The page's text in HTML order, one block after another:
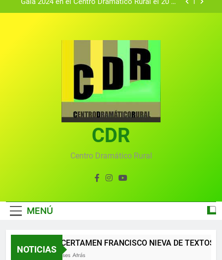
Gala 2024 en el Centro Dramático Rural el 20 de
convocado por el Centro Dramático Rural de Mira
(Cuenca)
Gala anual virtual del Centro Dramático Rural de
Gala del Centro Dramático Rural 2025
Gala 2024 en el Centro Dramático Rural el 20 de
Textos seleccionados en el VI Certamen
Francisco Nieva de piezas breves teatrales
convocado por el Centro Dramático Rural de Mira
Gala anual virtual del Centro Dramático Rural de
CDR
Centro Dramático Rural
MENÚ
NOTICIAS
XII CERTAMEN FRANCISCO NIEVA DE TEXTOS
2 Meses Atrás